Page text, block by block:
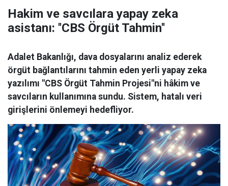
Hakim ve savcılara yapay zeka
asistanı: ''CBS Örgüt Tahmin''
Adalet Bakanlığı, dava dosyalarını analiz ederek
örgüt bağlantılarını tahmin eden yerli yapay zeka
yazılımı "CBS Örgüt Tahmin Projesi"ni hâkim ve
savcıların kullanımına sundu. Sistem, hatalı veri
girişlerini önlemeyi hedefliyor.